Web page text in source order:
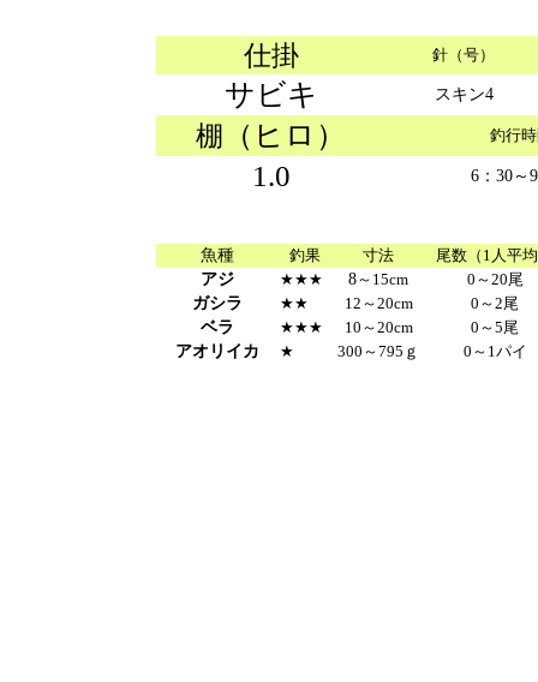
仕掛 針（号）
サビキ スキン4
棚 （ヒロ） 釣行
1.0 6：30～
魚種 釣果 寸法
尾数（1人平
アジ
★★★ 8～15cm
0～20尾
ガシラ
★★ 12～20cm
0～2尾
ベラ
★★★ 10～20cm
0～5尾
アオリイカ
★ 300～795ｇ 0～1パイ